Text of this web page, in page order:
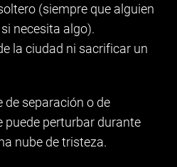
(siempre que alguien
necesita algo).
la ciudad ni sacrificar un
separación o de
puede perturbar durante
nube de tristeza.